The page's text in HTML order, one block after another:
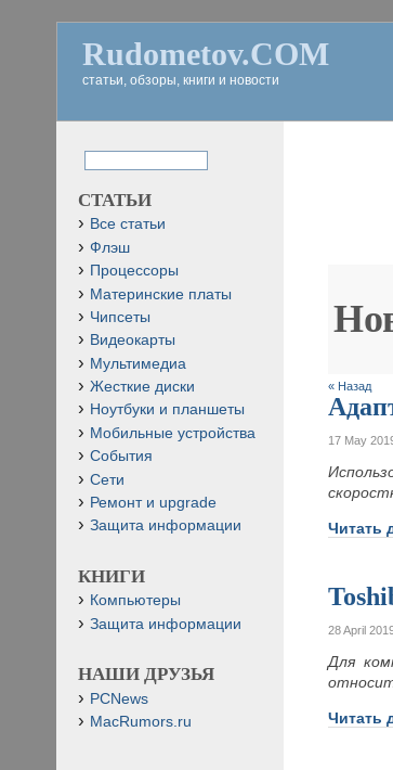
Rudometov.COM
статьи, обзоры, книги и новости
« Назад
17 May
Читать
28 April
Для
Читать
СТАТЬИ
Все статьи
Флэш
Процессоры
Материнские платы
Чипсеты
Видеокарты
Мультимедиа
Жесткие диски
Ноутбуки и планшеты
Мобильные устройства
События
Сети
Ремонт и upgrade
Защита информации
КНИГИ
Компьютеры
Защита информации
НАШИ ДРУЗЬЯ
PCNews
MacRumors.ru